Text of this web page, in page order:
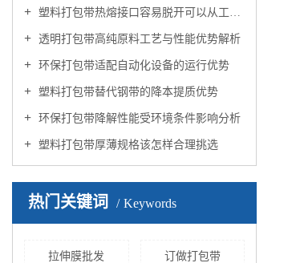
塑料打包带热熔接口容易脱开可以从工艺上如何优化
透明打包带高纯原料工艺与性能优势解析
环保打包带适配自动化设备的运行优势
塑料打包带替代钢带的降本提质优势
环保打包带降解性能受环境条件影响分析
塑料打包带厚薄规格该怎样合理挑选
热门关键词 Keywords
拉伸膜批发 订做打包带